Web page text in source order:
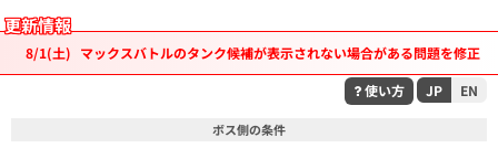
更新情報
8/1(土) マックスバトルのタンク候補が表示されない場合がある問題を修正
使い方
JP EN
ボス側の条件